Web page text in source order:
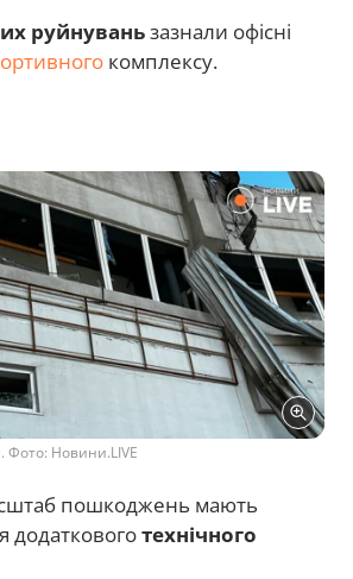
руйнуваньзазнали офісні
комплексу.
Фото: Новини.LIVE
пошкоджень мають
додатковоготехнічного